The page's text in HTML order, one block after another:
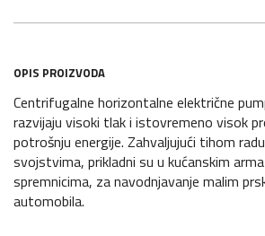
OPIS PROIZVODA
Centrifugalne horizontalne električne
razvijaju visoki tlak i istovremeno visok
potrošnju energije. Zahvaljujući tihom
svojstvima, prikladni su u kućanskim
spremnicima, za navodnjavanje malim
automobila.